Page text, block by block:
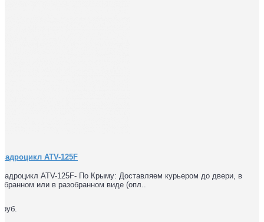
ATV-125F
ATV-125F- По Крыму: Доставляем курьером до двери, в
или в разобранном виде (опл..
руб.